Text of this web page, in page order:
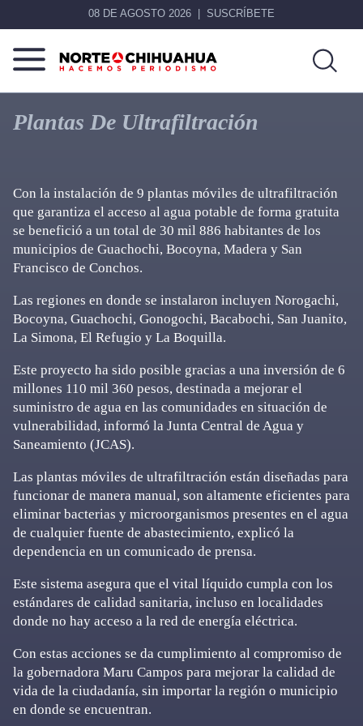
08 DE AGOSTO 2026 SUSCRÍBETE
Norte
De
Chihuahua
Más
que
noticias,
Plantas De Ultrafiltración
Con la instalación de 9 plantas móviles de ultrafiltración
que garantiza el acceso al agua potable de forma gratuita
se benefició a un total de 30 mil 886 habitantes de los
municipios de Guachochi, Bocoyna, Madera y San
Francisco de Conchos.
Las regiones en donde se instalaron incluyen Norogachi,
Bocoyna, Guachochi, Gonogochi, Bacabochi, San Juanito,
La Simona, El Refugio y La Boquilla.
Este proyecto ha sido posible gracias a una inversión de 6
millones 110 mil 360 pesos, destinada a mejorar el
suministro de agua en las comunidades en situación de
vulnerabilidad, informó la Junta Central de Agua y
Saneamiento (JCAS).
Las plantas móviles de ultrafiltración están diseñadas para
funcionar de manera manual, son altamente eficientes para
eliminar bacterias y microorganismos presentes en el agua
de cualquier fuente de abastecimiento, explicó la
dependencia en un comunicado de prensa.
Este sistema asegura que el vital líquido cumpla con los
estándares de calidad sanitaria, incluso en localidades
donde no hay acceso a la red de energía eléctrica.
Con estas acciones se da cumplimiento al compromiso de
la gobernadora Maru Campos para mejorar la calidad de
vida de la ciudadanía, sin importar la región o municipio
en donde se encuentran.